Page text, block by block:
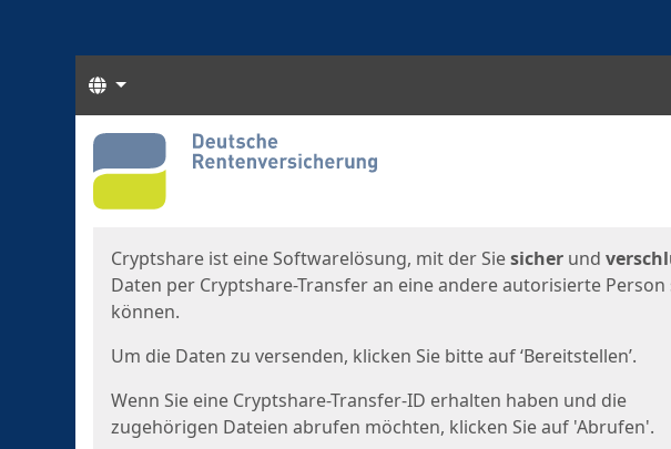
Sprachen
Start
Cryptshare ist eine Softwarelösung, mit der Siesicher und
Daten per Cryptshare-Transfer an eine andere autorisierte Person
können.
Um die Daten zu versenden, klicken Sie bitte auf ‘Bereitstellen’.
Wenn Sie eine Cryptshare-Transfer-ID erhalten haben und die
zugehörigen Dateien abrufen möchten, klicken Sie auf 'Abrufen'.